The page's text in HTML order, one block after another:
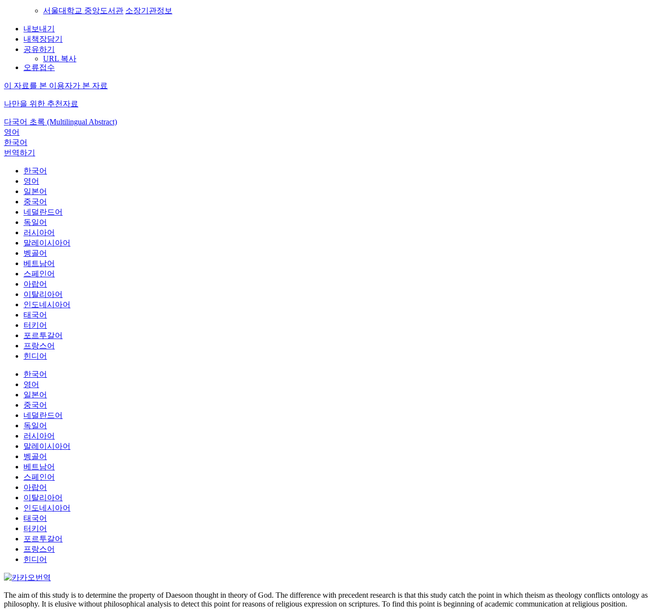
서울대학교 중앙도서관 소장기관정보
내보내기
내책장담기
공유하기
URL 복사
오류접수
이 자료를 본 이용자가 본 자료
나만을 위한 추천자료
다국어 초록 (Multilingual Abstract)
영어
한국어
번역하기
한국어
영어
일본어
중국어
네덜란드어
독일어
러시아어
말레이시아어
벵골어
베트남어
스페인어
아랍어
이탈리아어
인도네시아어
태국어
터키어
포르투갈어
프랑스어
힌디어
한국어
영어
일본어
중국어
네덜란드어
독일어
러시아어
말레이시아어
벵골어
베트남어
스페인어
아랍어
이탈리아어
인도네시아어
태국어
터키어
포르투갈어
프랑스어
힌디어
The aim of this study is to determine the property of Daesoon thought in theory of God. The difference with precedent research is that this study catch the point in which theism as theology conflicts ontology as
philosophy. It is elusive without philosophical analysis to detect this point for reasons of religious expression on scriptures. To find this point is beginning of academic communication at religious position.